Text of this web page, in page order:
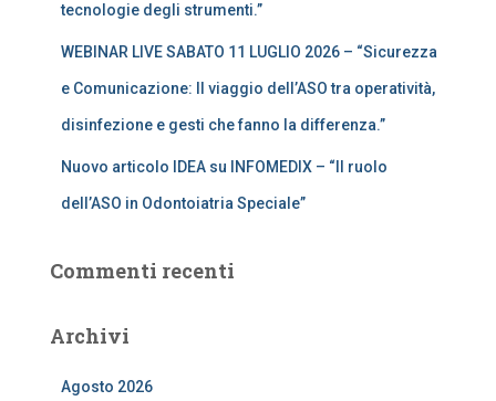
tecnologie degli strumenti.”
WEBINAR LIVE SABATO 11 LUGLIO 2026 – “Sicurezza
e Comunicazione: Il viaggio dell’ASO tra operatività,
disinfezione e gesti che fanno la differenza.”
Nuovo articolo IDEA su INFOMEDIX – “Il ruolo
dell’ASO in Odontoiatria Speciale”
Commenti recenti
Archivi
Agosto 2026